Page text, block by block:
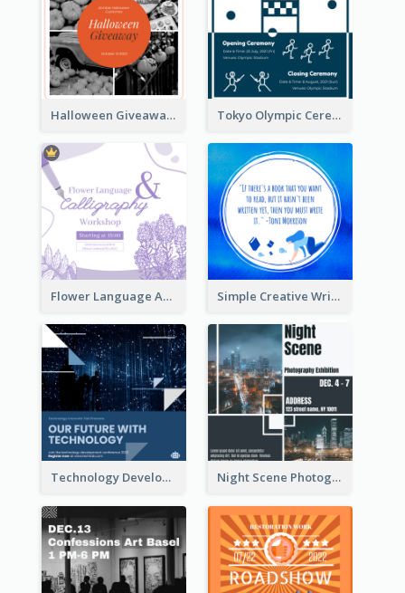
Halloween Giveaway Instagram Post Tokyo Olympic Ceremony Instagram Post
Flower Language And Calligraphy Instagram Post Simple Creative Writing Quote Instagram Post
Technology Development Conference Instagram Post Night Scene Photography Exhibition Instagram Post